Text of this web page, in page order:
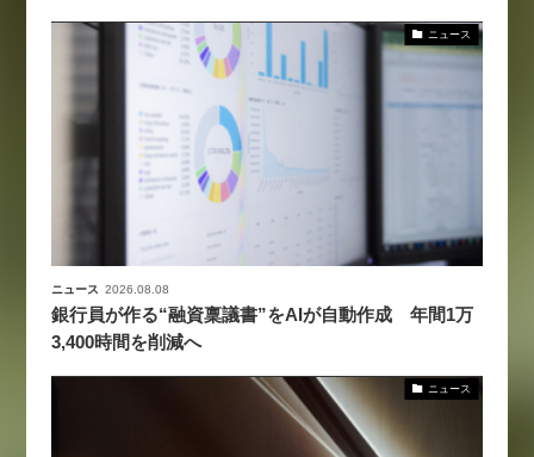
ニュース
ニュース 2026.08.08
銀行員が作る“融資稟議書”をAIが自動作成 年間1万
3,400時間を削減へ
ニュース